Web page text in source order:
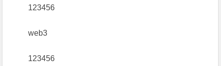
123456
web3
123456